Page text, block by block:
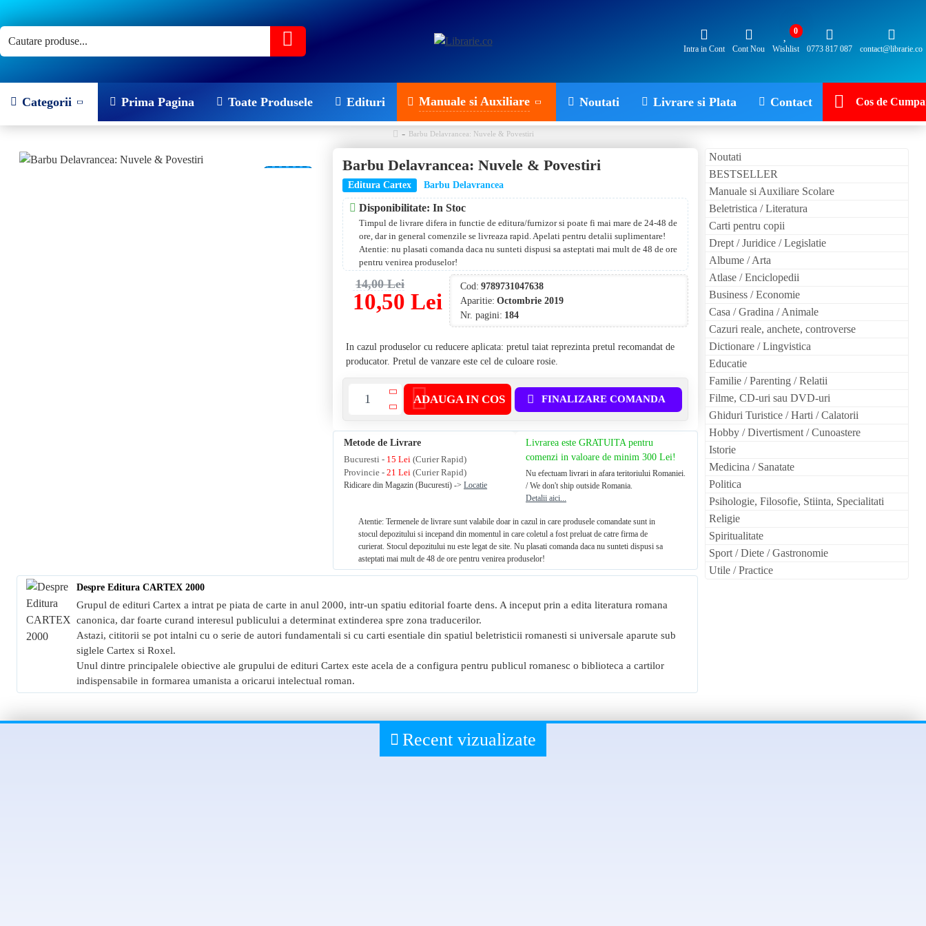
Intra in Cont Cont Nou Wishlist
0
0773 817 087
contact@librarie.co
Categorii Prima Pagina Toate Produsele Edituri Manuale si Auxiliare Noutati Livrare si Plata Contact Cos de
Barbu Delavrancea: Nuvele & Povestiri
Barbu Delavrancea: Nuvele & Povestiri
Editura Cartex Barbu Delavrancea
Disponibilitate: In Stoc
Timpul de livrare difera in functie de editura/furnizor si poate fi mai mare de 24-48 de
ore, dar in general comenzile se livreaza rapid. Apelati pentru detalii suplimentare!
Atentie: nu plasati comanda daca nu sunteti dispusi sa asteptati mai mult de 48 de ore
pentru venirea produselor!
10,50 Lei
14,00 Lei Cod: 9789731047638
Aparitie: Octombrie 2019
Nr. pagini: 184
ADAUGA IN COS FINALIZARE COMANDA
In cazul produselor cu reducere aplicata: pretul taiat reprezinta pretul recomandat de
producator. Pretul de vanzare este cel de culoare rosie.
Metode de Livrare
Bucuresti - 15 Lei (Curier Rapid)
Provincie -21 Lei (Curier Rapid)
Ridicare din Magazin (Bucuresti) ->Locatie
Livrarea este GRATUITA pentru
comenzi in valoare de minim 300 Lei!
Nu efectuam livrari in afara teritoriului Romaniei.
/ We don't ship outside Romania.
Detalii aici...
Atentie: Termenele de livrare sunt valabile doar in cazul in care produsele comandate sunt in
stocul depozitului si incepand din momentul in care coletul a fost preluat de catre firma de
curierat. Stocul depozitului nu este legat de site. Nu plasati comanda daca nu sunteti dispusi sa
asteptati mai mult de 48 de ore pentru venirea produselor!
Despre Editura CARTEX 2000
Grupul de edituri Cartex a intrat pe piata de carte in anul 2000, intr-un spatiu editorial foarte dens. A inceput prin a edita literatura romana
canonica, dar foarte curand interesul publicului a determinat extinderea spre zona traducerilor.
Astazi, cititorii se pot intalni cu o serie de autori fundamentali si cu carti esentiale din spatiul beletristicii romanesti si universale aparute sub
siglele Cartex si Roxel.
Unul dintre principalele obiective ale grupului de edituri Cartex este acela de a configura pentru publicul romanesc o biblioteca a cartilor
indispensabile in formarea umanista a oricarui intelectual roman.
Noutati
BESTSELLER
Manuale si Auxiliare Scolare
Beletristica / Literatura
Carti pentru copii
Drept / Juridice / Legislatie
Albume / Arta
Atlase / Enciclopedii
Business / Economie
Casa / Gradina / Animale
Cazuri reale, anchete, controverse
Dictionare / Lingvistica
Educatie
Familie / Parenting / Relatii
Filme, CD-uri sau DVD-uri
Ghiduri Turistice / Harti / Calatorii
Hobby / Divertisment / Cunoastere
Istorie
Medicina / Sanatate
Politica
Psihologie, Filosofie, Stiinta, Specialitati
Religie
Spiritualitate
Sport / Diete / Gastronomie
Utile / Practice
Recent vizualizate